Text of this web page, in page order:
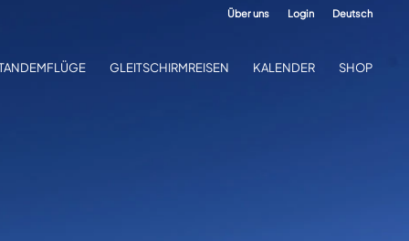
Über uns Login Deutsch
GLEITSCHIRMREISEN KALENDER SHOP